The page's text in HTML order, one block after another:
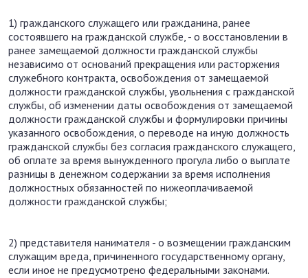
1) гражданского служащего или гражданина, ранее
состоявшего на гражданской службе, - о восстановлении в
ранее замещаемой должности гражданской службы
независимо от оснований прекращения или расторжения
служебного контракта, освобождения от замещаемой
должности гражданской службы, увольнения с гражданской
службы, об изменении даты освобождения от замещаемой
должности гражданской службы и формулировки причины
указанного освобождения, о переводе на иную должность
гражданской службы без согласия гражданского служащего,
об оплате за время вынужденного прогула либо о выплате
разницы в денежном содержании за время исполнения
должностных обязанностей по нижеоплачиваемой
должности гражданской службы;
2) представителя нанимателя - о возмещении гражданским
служащим вреда, причиненного государственному органу,
если иное не предусмотрено федеральными законами.